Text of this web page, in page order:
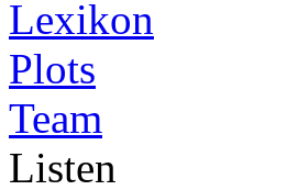
Lexikon
Plots
Team
Listen